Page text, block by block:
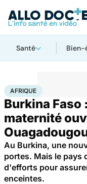
Santé Bien-
AccueilSanté
AFRIQUE
Burkina Faso
maternité
Au Burkina, une
portes. Mais le pays
d'efforts pour
enceintes.